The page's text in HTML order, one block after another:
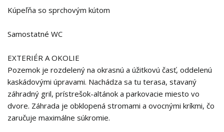
Kúpeľňa so sprchovým kútom
Samostatné WC
EXTERIÉR A OKOLIE
Pozemok je rozdelený na okrasnú a úžitkovú časť, oddelenú
kaskádovými úpravami. Nachádza sa tu terasa, stavaný
záhradný gril, prístrešok-altánok a parkovacie miesto vo
dvore. Záhrada je obklopená stromami a ovocnými kríkmi, čo
zaručuje maximálne súkromie.